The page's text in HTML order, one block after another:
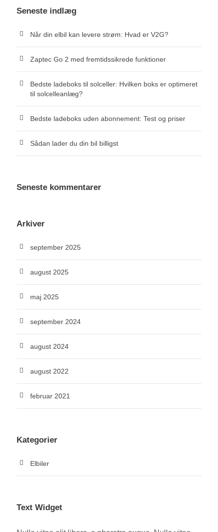
Seneste indlæg
Når din elbil kan levere strøm: Hvad er V2G?
Zaptec Go 2 med fremtidssikrede funktioner
Bedste ladeboks til solceller: Hvilken boks er optimeret
til solcelleanlæg?
Bedste ladeboks uden abonnement: Test og priser
Sådan lader du din bil billigst
Seneste kommentarer
Arkiver
september 2025
august 2025
maj 2025
september 2024
august 2024
august 2022
februar 2021
Kategorier
Elbiler
Text Widget